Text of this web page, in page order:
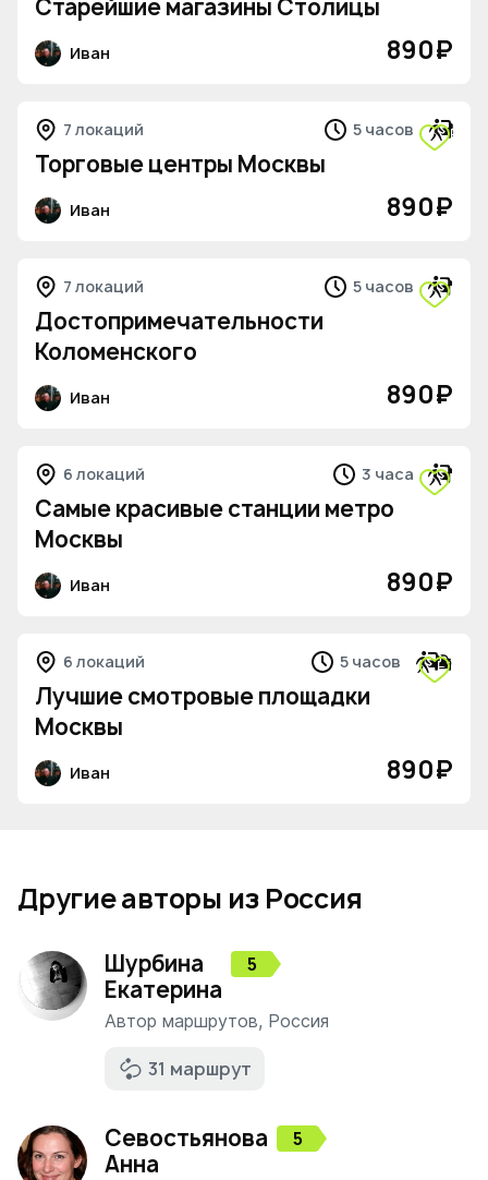
Старейшие магазины Столицы
Иван 890₽
7 локаций 5 часов
Торговые центры Москвы
Иван 890₽
7 локаций 5 часов
Достопримечательности
Коломенского
Иван 890₽
6 локаций 3 часа
Самые красивые станции метро
Москвы
Иван 890₽
6 локаций 5 часов
Лучшие смотровые площадки
Москвы
Иван 890₽
Другие авторы из Россия
Шурбина
Екатерина
5
Автор маршрутов, Россия
31 маршрут
Севостьянова
Анна
5